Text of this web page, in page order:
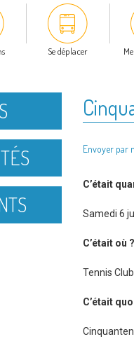
Se déplacer
Envoyer par
C’était
Samedi 6
C’était où ?
Tennis
C’était